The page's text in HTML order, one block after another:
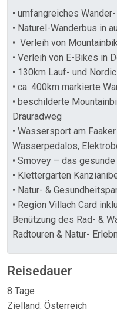
• umfangreiches
• Naturel-Wanderbus in
• Verleih von
• Verleih von E-Bikes in
• 130km Lauf- und
• ca. 400km markierte
• beschilderte
Drauradweg
• Wassersport am
Wasserpedalos,
• Smovey – das
• Klettergarten
• Natur- &
• Region Villach Card
Benützung des Rad- &
Radtouren & Natur-
Reisedauer
8 Tage
Zielland: Österreich